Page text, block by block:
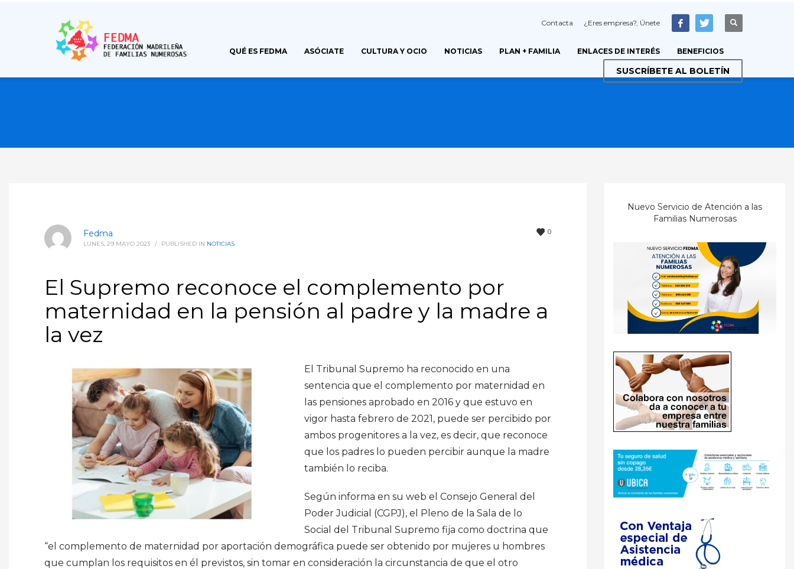
Contacta ¿Eres empresa?, Únete
QUÉ ES FEDMA ASÓCIATE CULTURA Y OCIO NOTICIAS PLAN + FAMILIA ENLACES DE INTERÉS BENEFICIOS
SUSCRÍBETE AL BOLETÍN
0
Fedma
LUNES, 29 MAYO 2023 / PUBLISHED IN NOTICIAS
El Supremo reconoce el complemento por
maternidad en la pensión al padre y la madre a
la vez
El Tribunal Supremo ha reconocido en una
sentencia que el complemento por maternidad en
las pensiones aprobado en 2016 y que estuvo en
vigor hasta febrero de 2021, puede ser percibido por
ambos progenitores a la vez, es decir, que reconoce
que los padres lo pueden percibir aunque la madre
también lo reciba.
Según informa en su web el Consejo General del
Poder Judicial (CGPJ), el Pleno de la Sala de lo
Social del Tribunal Supremo fija como doctrina que
“el complemento de maternidad por aportación demográfica puede ser obtenido por mujeres u hombres
que cumplan los requisitos en él previstos, sin tomar en consideración la circunstancia de que el otro
Nuevo Servicio de Atención a las
Familias Numerosas